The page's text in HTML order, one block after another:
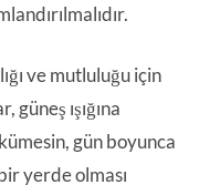
ve mutluluğu için
ışığına
gün boyunca
yerde olması